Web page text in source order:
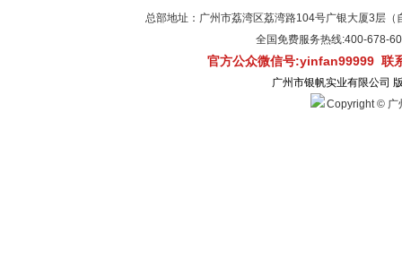
总部地址：广州市荔湾区荔湾路104号广银大厦3层
全国免费服务热线:400-
官方公众微信号:yinfan99999 联
广州市银帆实业有限公司
Copyright © 广